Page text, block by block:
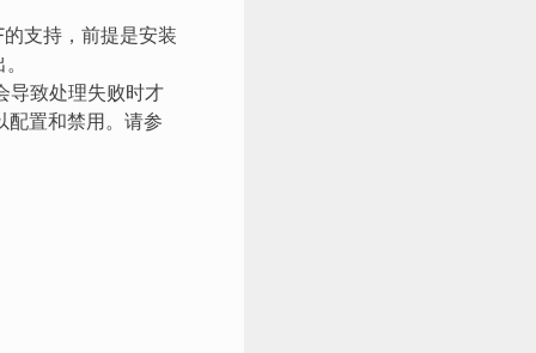
支持，前提是安装
导致处理失败时才
配置和禁用。请参